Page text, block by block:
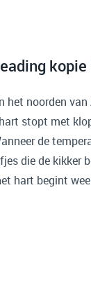
kopie
het noorden
stopt met
de
die de kikker
hart begint